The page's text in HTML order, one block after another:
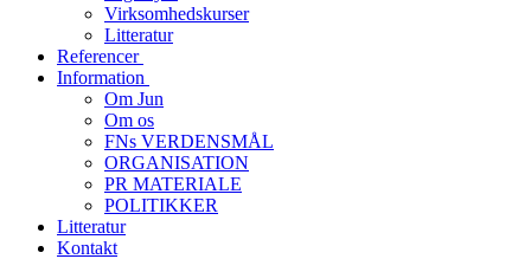
Virksomhedskurser
Litteratur
Referencer
Information
Om Jun
Om os
FNs VERDENSMÅL
ORGANISATION
PR MATERIALE
POLITIKKER
Litteratur
Kontakt